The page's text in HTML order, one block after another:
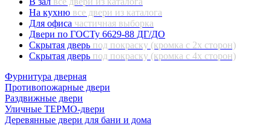
На кухню все двери из каталога
Для офиса частичная выборка
Двери по ГОСТу 6629-88 ДГ/ДО
Скрытая дверь под покраску (кромка с 2х сторон)
Скрытая дверь под покраску (кромка с 4х сторон)
Фурнитура дверная
Противопожарные двери
Раздвижные двери
Уличные ТЕРМО-двери
Деревянные двери для бани и дома